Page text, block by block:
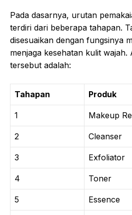
Pada dasarnya, urutan
terdiri dari beberapa tahapan.
disesuaikan dengan fungsinya
menjaga kesehatan kulit wajah.
tersebut adalah:
Tahapan Produk
1 Makeup
2 Cleanser
3 Exfoliator
4 Toner
5 Essence